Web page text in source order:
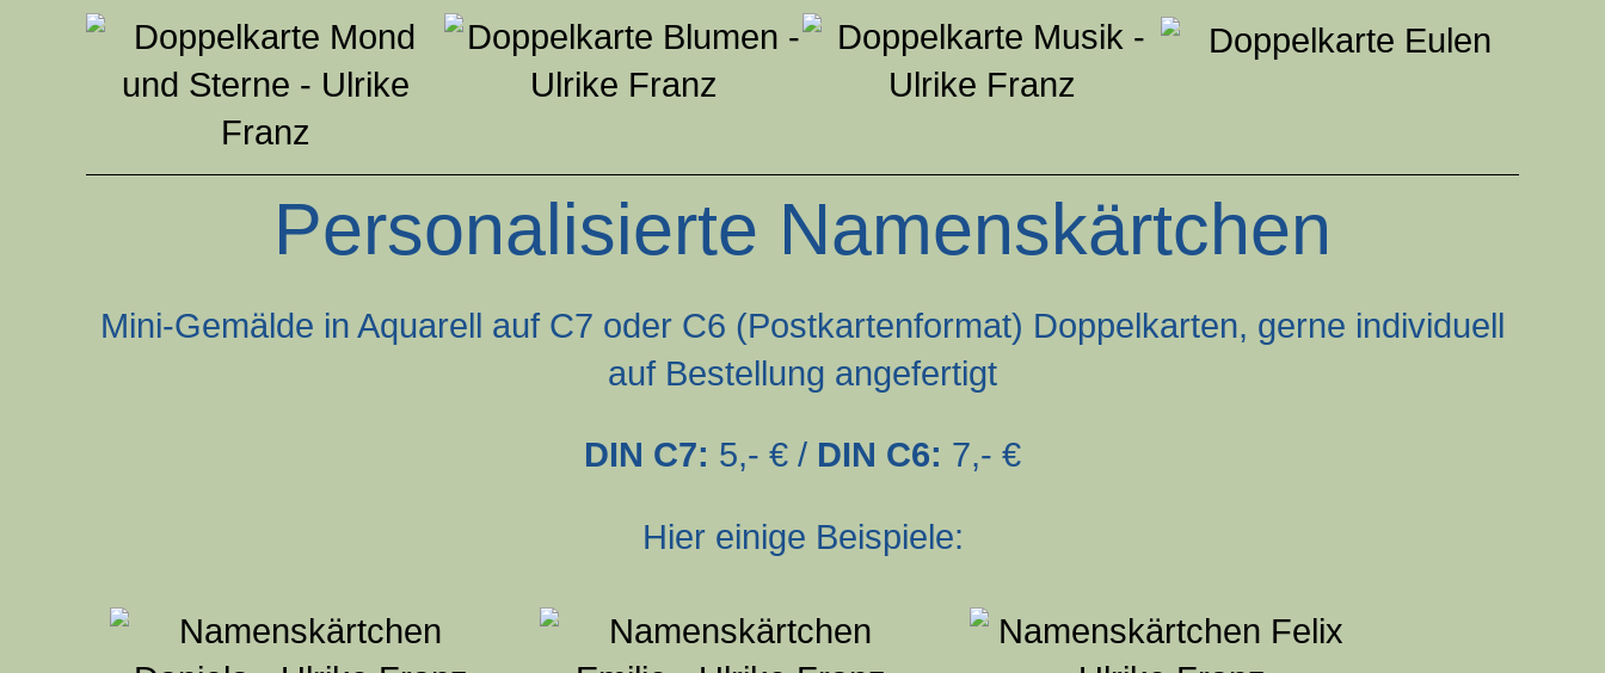
Personalisierte Namenskärtchen
Mini-Gemälde in Aquarell auf C7 oder C6 (Postkartenformat) Doppelkarten, gerne individuell
auf Bestellung angefertigt
DIN C7: 5,- € / DIN C6: 7,- €
Hier einige Beispiele: